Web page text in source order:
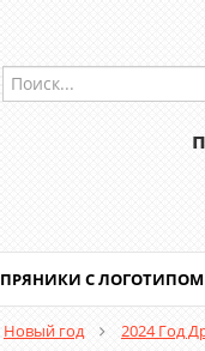
ПРЯНИКИ С ЛОГОТИПОМ
Новый год 2024 Год